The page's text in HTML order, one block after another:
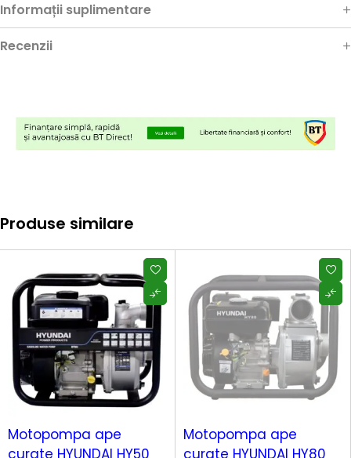
Informații suplimentare
Recenzii
Produse similare
Motopompa ape
curate HYUNDAI HY50
Motopompa ape
curate HYUNDAI HY80